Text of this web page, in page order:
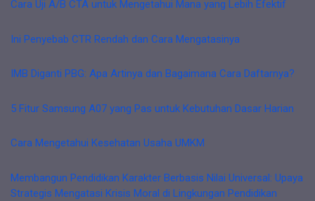
Cara Uji A/B CTA untuk Mengetahui Mana yang Lebih Efektif
Ini Penyebab CTR Rendah dan Cara Mengatasinya
IMB Diganti PBG: Apa Artinya dan Bagaimana Cara Daftarnya?
5 Fitur Samsung A07 yang Pas untuk Kebutuhan Dasar Harian
Cara Mengetahui Kesehatan Usaha UMKM
Membangun Pendidikan Karakter Berbasis Nilai Universal: Upaya
Strategis Mengatasi Krisis Moral di Lingkungan Pendidikan